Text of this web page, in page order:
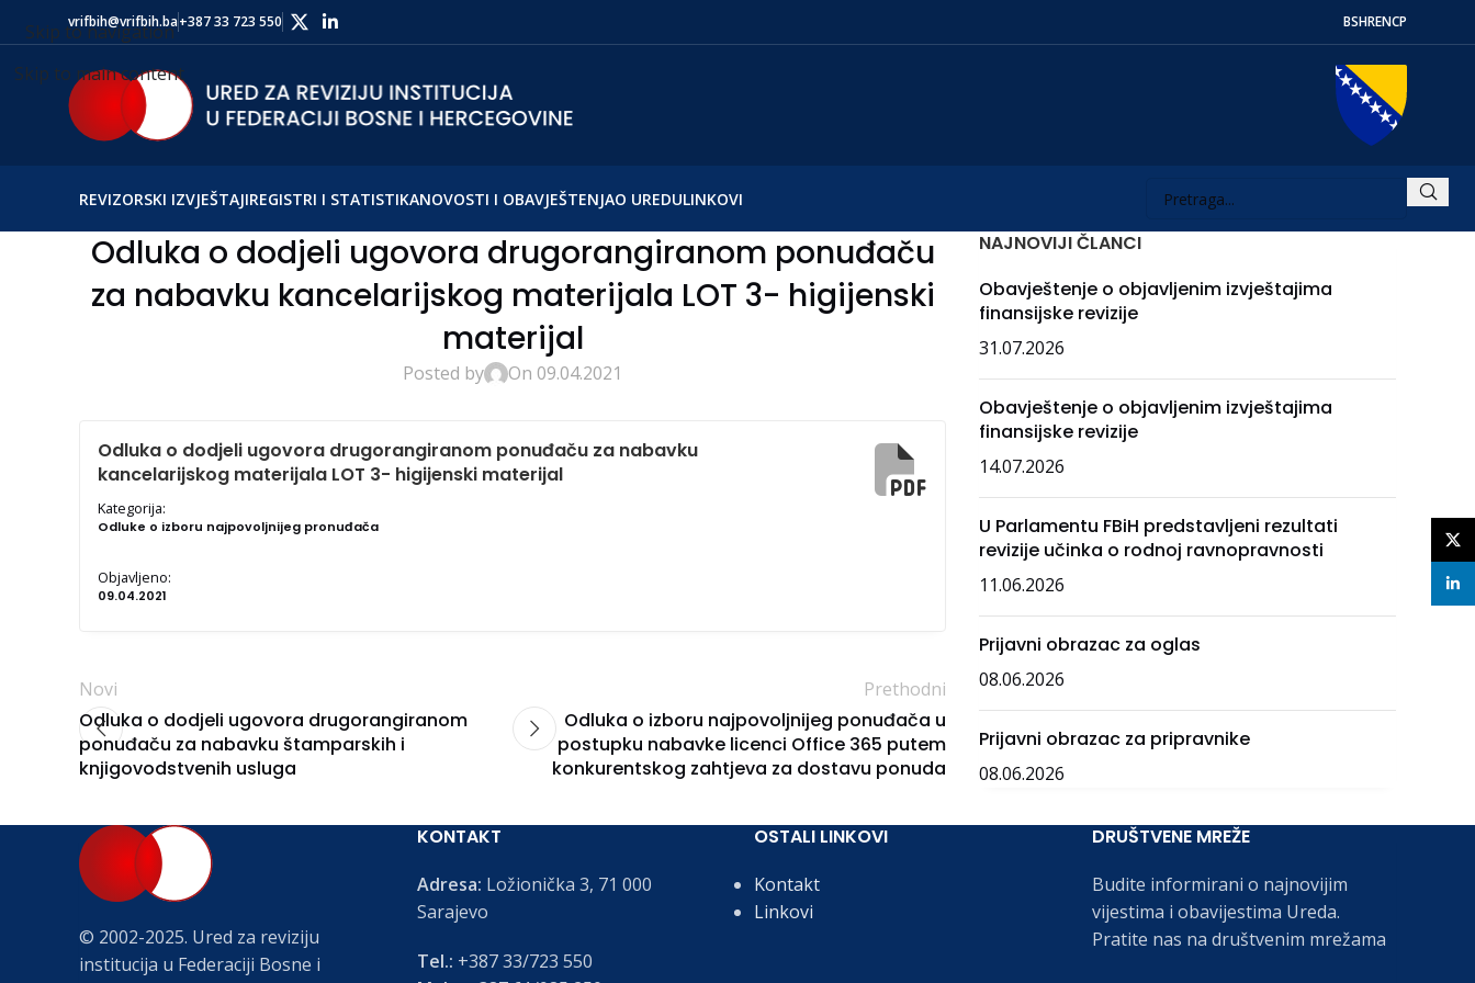
Skip to navigation
Skip to main content
vrifbih@vrifbih.ba+387 33 723 550 BSHRENСР
REVIZORSKI IZVJEŠTAJIREGISTRI I STATISTIKANOVOSTI I OBAVJEŠTENJAO UREDULINKOVI
Odluka o dodjeli ugovora drugorangiranom ponuđaču
za nabavku kancelarijskog materijala LOT 3- higijenski
materijal
Posted by On 09.04.2021
Odluka o dodjeli ugovora drugorangiranom ponuđaču za nabavku
kancelarijskog materijala LOT 3- higijenski materijal
Kategorija:
Odluke o izboru najpovoljnijeg pronuđača
Objavljeno:
09.04.2021
Novi
Odluka o dodjeli ugovora drugorangiranom
ponuđaču za nabavku štamparskih i
knjigovodstvenih usluga
Prethodni
Odluka o izboru najpovoljnijeg ponuđača u
postupku nabavke licenci Office 365 putem
konkurentskog zahtjeva za dostavu ponuda
NAJNOVIJI ČLANCI
Obavještenje o objavljenim izvještajima
finansijske revizije
31.07.2026
Obavještenje o objavljenim izvještajima
finansijske revizije
14.07.2026
U Parlamentu FBiH predstavljeni rezultati
revizije učinka o rodnoj ravnopravnosti
11.06.2026
Prijavni obrazac za oglas
08.06.2026
Prijavni obrazac za pripravnike
08.06.2026
© 2002-2025. Ured za reviziju
institucija u Federaciji Bosne i
KONTAKT
Adresa: Ložionička 3, 71 000
Sarajevo
Tel.: +387 33/723 550
OSTALI LINKOVI
Kontakt
Linkovi
DRUŠTVENE MREŽE
Budite informirani o najnovijim
vijestima i obavijestima Ureda.
Pratite nas na društvenim mrežama